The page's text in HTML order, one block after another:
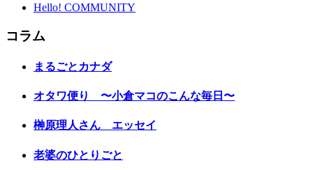
Hello! COMMUNITY
コラム
まるごとカナダ
オタワ便り 〜小倉マコのこんな毎日〜
榊原理人さん エッセイ
老婆のひとりごと